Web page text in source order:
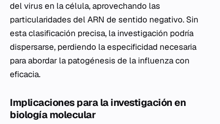
del virus en la célula, aprovechando las
particularidades del ARN de sentido negativo. Sin
esta clasificación precisa, la investigación podría
dispersarse, perdiendo la especificidad necesaria
para abordar la patogénesis de la influenza con
eficacia.
Implicaciones para la investigación en
biología molecular